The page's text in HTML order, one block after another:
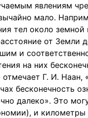
явлениям
мало.
тел около земной
от Земли
и
на них
Г. И. Наан,
бесконечность
далеко». Это
и